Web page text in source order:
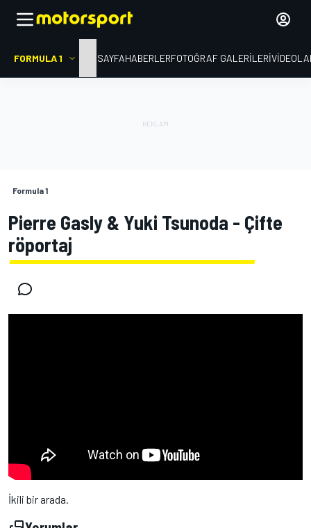
FORMULA 1 ANA SAYFAHABERLERFOTOĞRAF GALERILERI
Formula 1
Pierre Gasly & Yuki Tsunoda - Çifte
röportaj
İkili bir arada.